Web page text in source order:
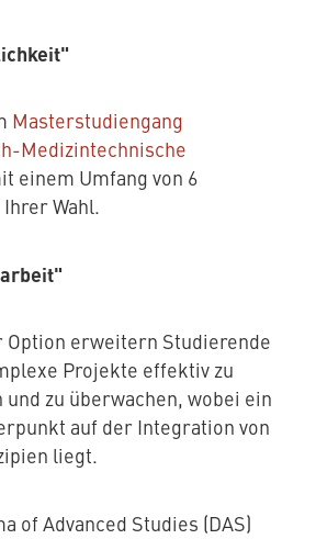
Masterstudiengang
Medizintechnische
einem Umfang von 6
Wahl.
Option erweitern Studierende
Projekte effektiv zu
zu überwachen, wobei ein
auf der Integration von
liegt.
of Advanced Studies (DAS)